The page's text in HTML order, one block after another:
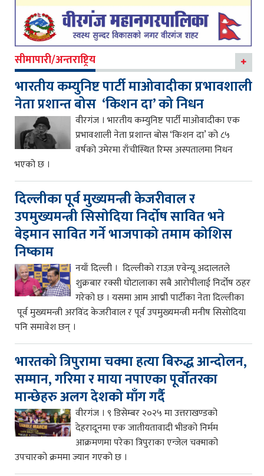
सीमापारी/अन्तराष्ट्रिय
भारतीय कम्युनिष्ट पार्टी माओवादीका प्रभावशाली
नेता प्रशान्त बोस ‘किशन दा’ को निधन
वीरगंज । भारतीय कम्युनिष्ट पार्टी माओवादीका एक
प्रभावशाली नेता प्रशान्त बोस ‘किशन दा’ को ८५
वर्षको उमेरमा राँचीस्थित रिम्स अस्पतालमा निधन
भएको छ ।
दिल्लीका पूर्व मुख्यमन्त्री केजरीवाल र
उपमुख्यमन्त्री सिसोदिया निर्दोष सावित भने
बेइमान सावित गर्ने भाजपाको तमाम कोशिस
निष्काम
नयाँ दिल्ली । दिल्लीको राउज़ एवेन्यू अदालतले
शुक्रबार रक्सी घोटालाका सबै आरोपीलाई निर्दोष ठहर
गरेको छ । यसमा आम आद्मी पार्टीका नेता दिल्लीका
पूर्व मुख्यमन्त्री अरविंद केजरीवाल र पूर्व उपमुख्यमन्त्री मनीष सिसोदिया
पनि समावेश छन् ।
भारतको त्रिपुरामा चक्मा हत्या बिरुद्ध आन्दोलन,
सम्मान, गरिमा र माया नपाएका पूर्वोतरका
मान्छेहरु अलग देशको माँग गर्दै
वीरगंज । ९ डिसेम्बर २०२५ मा उत्तराखण्डको
देहरादूनमा एक जातीयतावादी भीडको निर्मम
आक्रमणमा परेका त्रिपुराका एन्जेल चक्माको
उपचारको क्रममा ज्यान गएको छ ।